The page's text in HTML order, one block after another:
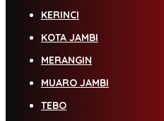
KERINCI
KOTA JAMBI
MERANGIN
MUARO JAMBI
TEBO